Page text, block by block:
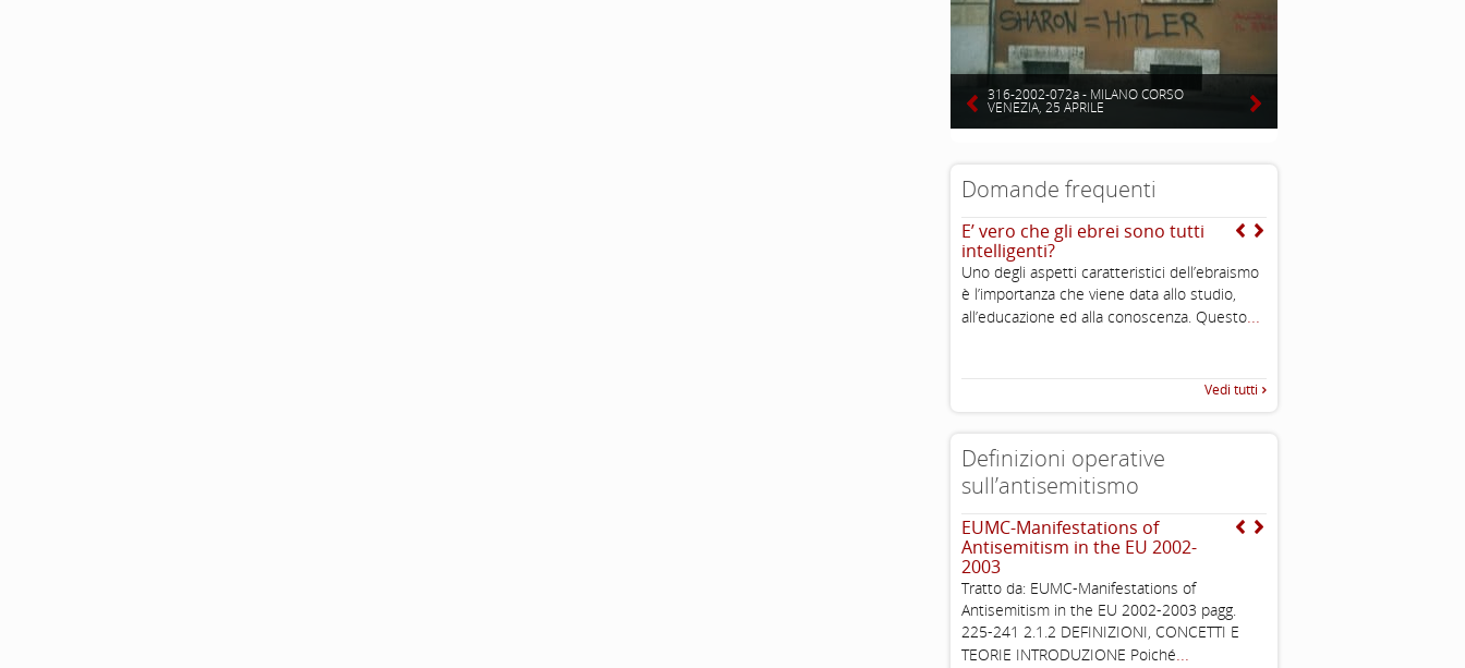
316-2002-072a - MILANO CORSO
VENEZIA, 25 APRILE
Domande frequenti
E’ vero che gli ebrei sono tutti
intelligenti?
Uno degli aspetti caratteristici dell’ebraismo
è l’importanza che viene data allo studio,
all’educazione ed alla conoscenza. Questo...
Vedi tutti
Definizioni operative
sull’antisemitismo
EUMC-Manifestations of
Antisemitism in the EU 2002-
2003
Tratto da: EUMC-Manifestations of
Antisemitism in the EU 2002-2003 pagg.
225-241 2.1.2 DEFINIZIONI, CONCETTI E
TEORIE INTRODUZIONE Poiché...